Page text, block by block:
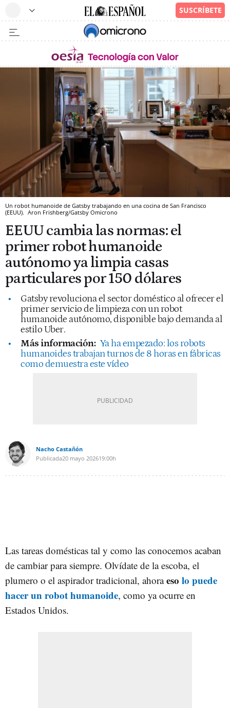
Un robot humanoide de Gatsby trabajando en una cocina de San Francisco
(EEUU). Aron Frishberg/Gatsby Omicrono
EEUU cambia las normas: el
primer robot humanoide
autónomo ya limpia casas
particulares por 150 dólares
Gatsby revoluciona el sector doméstico al ofrecer el
primer servicio de limpieza con un robot
humanoide autónomo, disponible bajo demanda al
estilo Uber.
Más información: Ya ha empezado: los robots
humanoides trabajan turnos de 8 horas en fábricas
como demuestra este vídeo
Nacho Castañón
Publicada20 mayo 202619:00h
Las tareas domésticas tal y como las conocemos acaban
de cambiar para siempre. Olvídate de la escoba, el
plumero o el aspirador tradicional, ahoraeso lo puede
hacer un robot humanoide, como ya ocurre en
Estados Unidos.